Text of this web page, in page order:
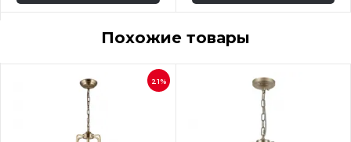
Похожие товары
21%